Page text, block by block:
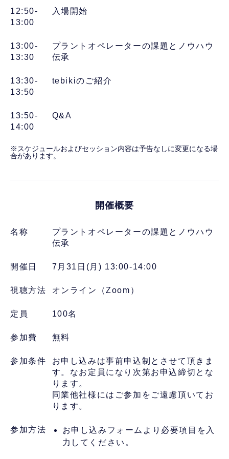
12:50-
13:00
入場開始
13:00-
13:30
プラントオペレーターの課題とノウハウ
伝承
13:30-
13:50
tebikiのご紹介
13:50-
14:00
Q&A
※スケジュールおよびセッション内容は予告なしに変更になる場
合があります。
開催概要
名称
プラントオペレーターの課題とノウハウ
伝承
開催日 7月31日(月) 13:00-14:00
視聴方法 オンライン（Zoom）
定員 100名
参加費 無料
参加条件
お申し込みは事前申込制とさせて頂きま
す。なお定員になり次第お申込締切とな
ります。
同業他社様にはご参加をご遠慮頂いてお
ります。
参加方法
お申し込みフォームより必要項目を入
力してください。